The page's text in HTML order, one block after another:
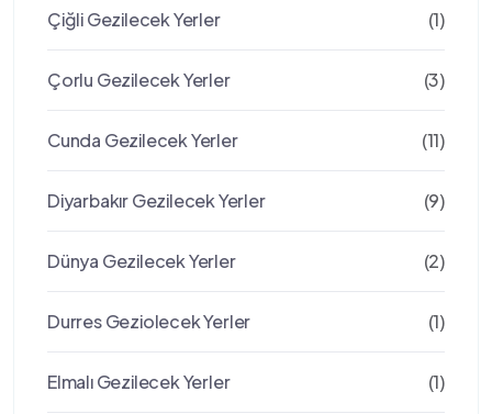
Çiğli Gezilecek Yerler (1)
Çorlu Gezilecek Yerler (3)
Cunda Gezilecek Yerler (11)
Diyarbakır Gezilecek Yerler (9)
Dünya Gezilecek Yerler (2)
Durres Geziolecek Yerler (1)
Elmalı Gezilecek Yerler (1)